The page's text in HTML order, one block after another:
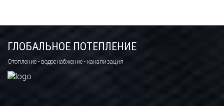
ГЛОБАЛЬНОЕ ПОТЕПЛЕНИЕ
Отопление - водоснабжение - канализация